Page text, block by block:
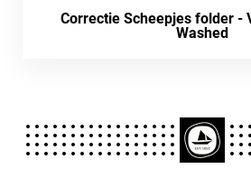
Correctie Scheepjes folder -
Washed